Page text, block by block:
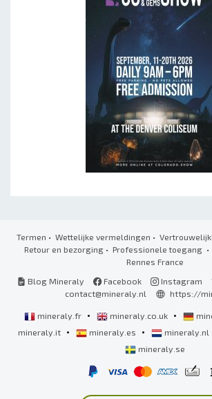
Termen • Wettelijke vermeldingen •
Retour en bezorging• Professionele toegang
Rennes France
Blog Mineraly
Facebook Instagram
contact@mineraly.nl
https://
mineraly.fr • mineraly.co.uk •
mineraly.it • mineraly.es • mineraly.nl
mineraly.se